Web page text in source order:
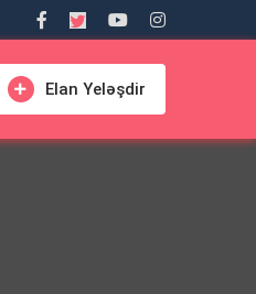
Elan Yeləşdir